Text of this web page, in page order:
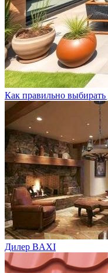
Как правильно
Дилер BAXI